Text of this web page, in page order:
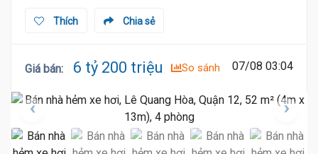
Chia sẻ
Thích
Giá bán: 6 tỷ 200 triệu So sánh 07/08 03:04